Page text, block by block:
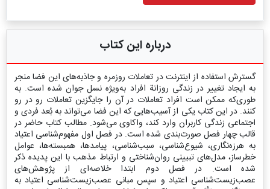
درباره این کتاب
گسترش استفاده از اینترنت در تعاملات روزمره و جاذبه‌های این فضا منجر
به ایجاد تغییر در زندگی روزانة افراد به‌ویژه نسل جوان شده است. به
طوری‌که ممکن است افراد تعاملات در آن را جایگزین تعاملات رو در رو
کنند. در این کتاب یکی از آسیب‌هایی که این فضا می‌تواند به بُعد فردی و
اجتماعی زندگی کاربران وارد کند، واکاوی می‌شود. مطالب کتاب حاضر در
قالب چهار فصل صورت‌بندی شده است. در فصل اول مفهوم‌شناسی اعتیاد
به هرزه‌نگاری، شیوع‌شناسی، سبب‌شناسی، پیامدها، همبسته‌ها، عوامل
خطرساز، مدل‌های تبیینی روان‌شناختی و ارتباط مذهب با این پدیده ذکر
شده است. در فصل دوم ابتدا خلاصه‌ای از پژوهش‌های
عصب‌زیست‌شناسی اعتیاد و سپس مبانی عصب‌زیست‌شناسی اعتیاد به